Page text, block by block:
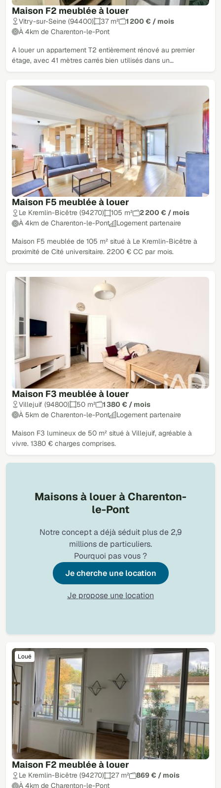
Maison F2 meublée à louer
Vitry-sur-Seine (94400) 37 m²
1 200 € / mois
À 4km de Charenton-le-Pont
A louer un appartement T2 entièrement rénové au premier
étage, avec 41 mètres carrés bien utilisés dans un…
Maison F5 meublée à louer
Le Kremlin-Bicêtre (94270) 105 m²
2 200 € / mois
À 4km de Charenton-le-Pont
Logement partenaire
Maison F5 meublée de 105 m² situé à Le Kremlin-Bicêtre à
proximité de Cité universitaire. 2200 € CC par mois.
Maison F3 meublée à louer
Villejuif (94800) 50 m²
1 380 € / mois
À 5km de Charenton-le-Pont
Logement partenaire
Maison F3 lumineux de 50 m² situé à Villejuif, agréable à
vivre. 1380 € charges comprises.
Maison F2 meublée à louer
Loué
Le Kremlin-Bicêtre (94270) 27 m²
869 € / mois
À 4km de Charenton-le-Pont
Maisons à louer à Charenton-
le-Pont
Notre concept a déjà séduit plus de 2,9
millions de particuliers.
Pourquoi pas vous ?
Je cherche une location
Je propose une location